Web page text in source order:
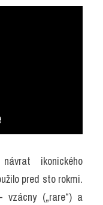
ikonického
pred sto rokmi.
vzácny („rare“) a